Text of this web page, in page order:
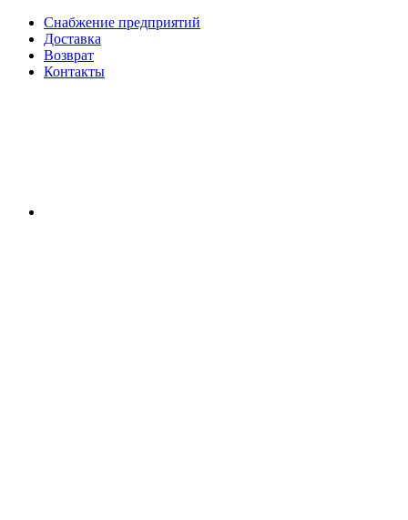
Снабжение предприятий
Доставка
Возврат
Контакты